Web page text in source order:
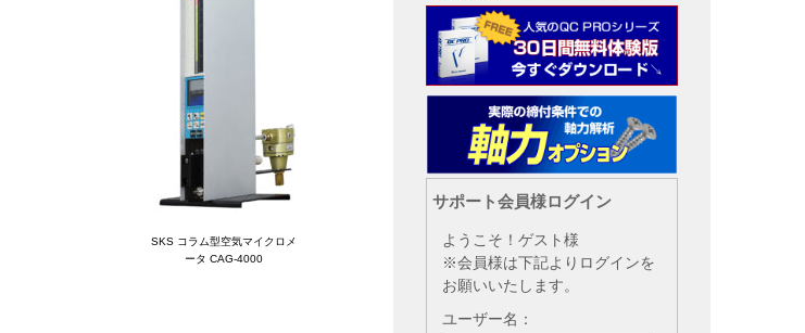
SKS コラム型空気マイクロメ
ータ CAG-4000
サポート会員様ログイン
ようこそ！ゲスト様
※会員様は下記よりログインを
お願いいたします。
ユーザー名：